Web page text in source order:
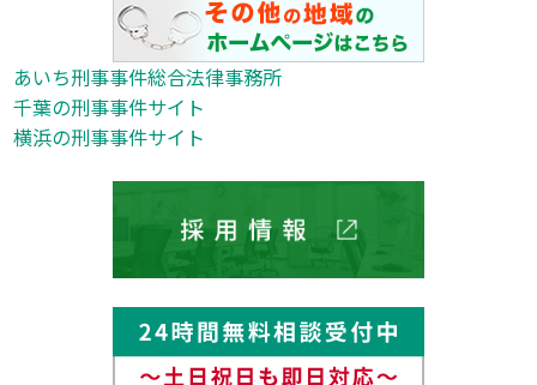
あいち刑事事件総合法律事務所
千葉の刑事事件サイト
横浜の刑事事件サイト